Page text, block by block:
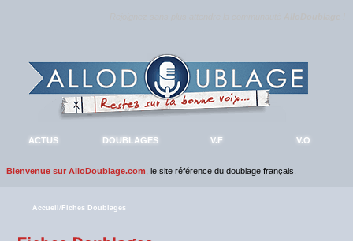
ACTUS DOUBLAGES V.F V.O
Bienvenue sur AlloDoublage.com , le site référence du doublage français.
Accueil / Fiches Doublages